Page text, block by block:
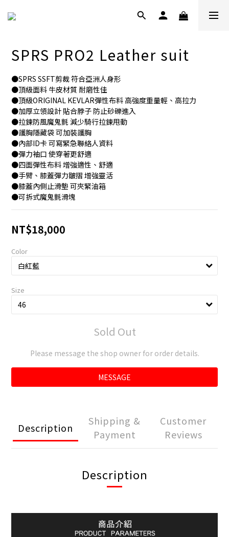
SPRS PRO2 Leather suit
●SPRS SSFT剪裁 符合亞洲人身形
●頂級面料 牛皮材質 耐磨性佳
●頂級ORIGINAL KEVLAR彈性布料 高強度重量輕、高拉力
●加厚立領設計 貼合脖子 防止砂礫進入
●拉鍊防風魔鬼氈 減少騎行拉鍊甩動
●護胸隱藏袋 可加裝護胸
●內部ID卡 可寫緊急聯絡人資料
●彈力袖口 使穿著更舒適
●四面彈性布料 增強適性、舒適
●手臂、膝蓋彈力皺摺 增強靈活
●膝蓋內側止滑墊 可夾緊油箱
●可拆式魔鬼氈滑塊
NT$18,000
Color
Size
Sold Out
Please message the shop owner for order details.
MESSAGE
Description
Shipping &
Payment
Customer
Reviews
Description